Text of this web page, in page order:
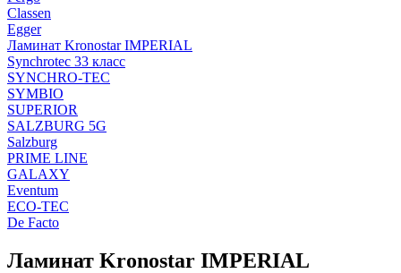
Classen
Egger
Ламинат Kronostar IMPERIAL
Synchrotec 33 класс
SYNCHRO-TEC
SYMBIO
SUPERIOR
SALZBURG 5G
Salzburg
PRIME LINE
GALAXY
Eventum
ECO-TEC
De Facto
Ламинат Kronostar IMPERIAL